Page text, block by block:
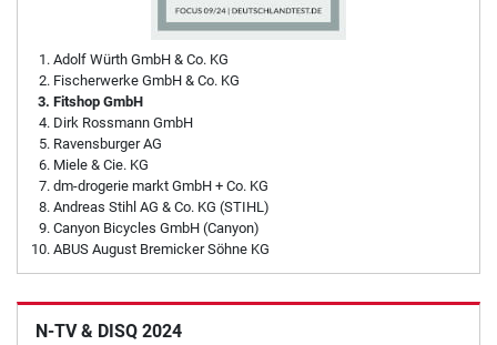
Adolf Würth GmbH & Co. KG
Fischerwerke GmbH & Co. KG
Fitshop GmbH
Dirk Rossmann GmbH
Ravensburger AG
Miele & Cie. KG
dm-drogerie markt GmbH + Co. KG
Andreas Stihl AG & Co. KG (STIHL)
Canyon Bicycles GmbH (Canyon)
ABUS August Bremicker Söhne KG
N-TV & DISQ 2024